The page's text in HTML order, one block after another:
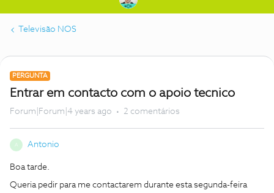
Televisão NOS
PERGUNTA
Entrar em contacto com o apoio tecnico
Forum|Forum|4 years ago 2 comentários
A Antonio
Boa tarde.
Queria pedir para me contactarem durante esta segunda-feira